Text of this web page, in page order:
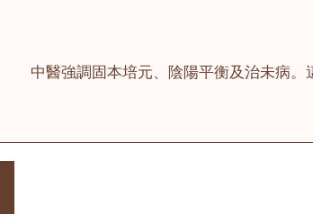
中醫強調固本培元、陰陽平衡及治未病